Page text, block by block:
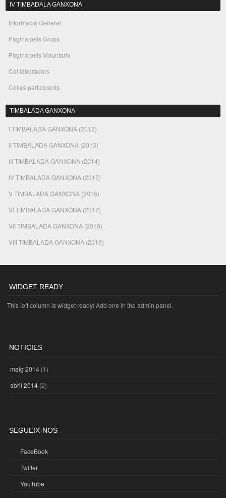
IV TIMBADALA GANXONA
Informació General
Pàgina pels Grups
Pàgina pels Voluntaris
Col·laboradors
Colles participants
TIMBALADA GANXONA
I TIMBALADA GANXONA (2012)
II TIMBALADA GANXONA (2013)
III TIMBALADA GANXONA (2014)
IV TIMBALADA GANXONA (2015)
V TIMBALADA GANXONA (2016)
VI TIMBALADA GANXONA (2017)
VII TIMBALADA GANXONA (2018)
VIII TIMBALADA GANXONA (2019)
WIDGET READY
This left column is widget ready! Add one in the admin panel.
NOTICIES
maig 2014 (1)
abril 2014 (2)
SEGUEIX-NOS
FaceBook
Twitter
YouTube